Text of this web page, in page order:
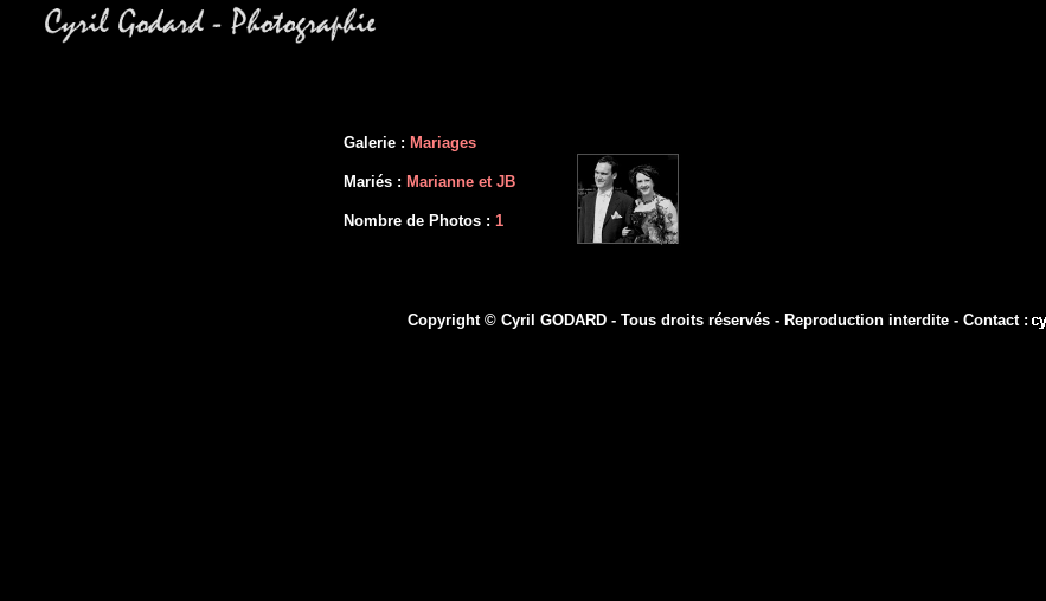
Galerie : Mariages
Mariés : Marianne et JB
Nombre de Photos : 1
Copyright © Cyril GODARD - Tous droits réservés - Reproduction interdite - Contact :